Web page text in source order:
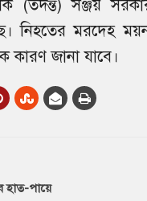
(তদন্ত) সঞ্জয়
নিহতের মরদেহ
কারণ জানা যাবে।
হাত-পায়ে